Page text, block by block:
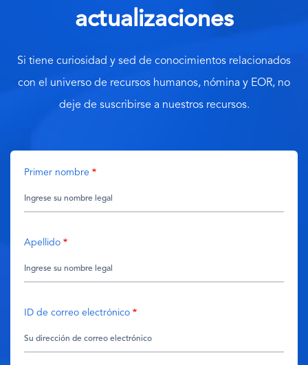
actualizaciones
Si tiene curiosidad y sed de conocimientos relacionados
con el universo de recursos humanos, nómina y EOR, no
deje de suscribirse a nuestros recursos.
Primer nombre
Apellido
ID de correo electrónico